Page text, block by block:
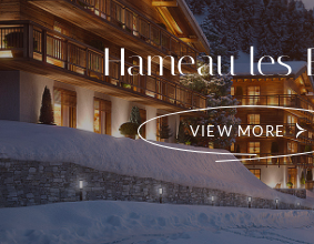
Hameau les
VIEW MORE